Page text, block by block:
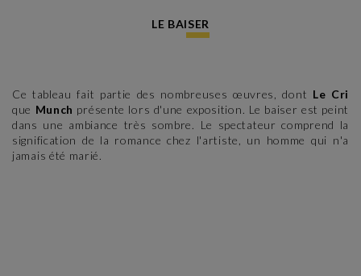
LE BAISER
Ce tableau fait partie des nombreuses œuvres, dont Le Cri
que Munch présente lors d'une exposition. Le baiser est peint
dans une ambiance très sombre. Le spectateur comprend la
signification de la romance chez l'artiste, un homme qui n'a
jamais été marié.